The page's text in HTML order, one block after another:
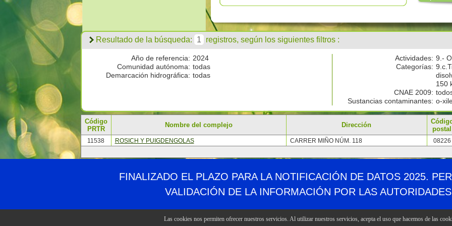
Resultado de la búsqueda: 1 registros, según los siguientes filtros :
Año de referencia: 2024
Comunidad autónoma: todas
Demarcación hidrográfica: todas
Actividades: 9.-
Categorías:
150
CNAE 2009:
Sustancias contaminantes: o-
Código
PRTR
Nombre del complejo Dirección
postal
11538 ROSICH Y PUIGDENGOLAS CARRER MIÑO NÚM. 118 08226
Ministerio para la Transición Ecológica y el Reto Demográfico
Mapa web Canales RSS Enlaces
FINALIZADO EL PLAZO PARA LA NOTIFICACIÓN DE DATOS 2025.
VALIDACIÓN DE LA INFORMACIÓN POR LAS
Las cookies nos permiten ofrecer nuestros servicios. Al utilizar nuestros servicios, acepta el uso que hacemos de las